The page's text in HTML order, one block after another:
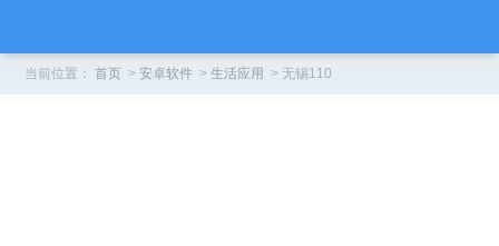
当前位置： 首页 > 安卓软件 > 生活应用 > 无锡110